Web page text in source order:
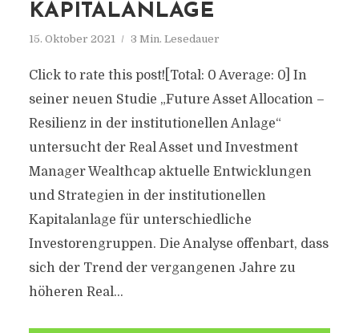
KAPITALANLAGE
15. Oktober 2021 3 Min. Lesedauer
Click to rate this post![Total: 0 Average: 0] In
seiner neuen Studie „Future Asset Allocation –
Resilienz in der institutionellen Anlage“
untersucht der Real Asset und Investment
Manager Wealthcap aktuelle Entwicklungen
und Strategien in der institutionellen
Kapitalanlage für unterschiedliche
Investorengruppen. Die Analyse offenbart, dass
sich der Trend der vergangenen Jahre zu
höheren Real...